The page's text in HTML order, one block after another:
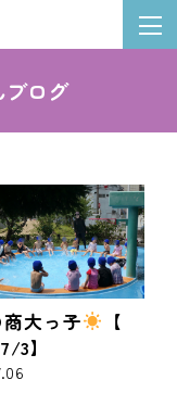
ブログ
大っ子
【
3】